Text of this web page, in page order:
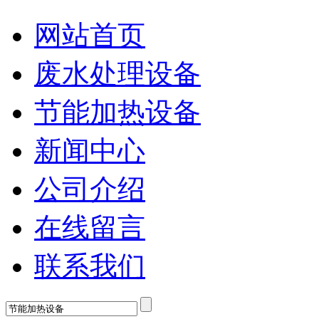
网站首页
废水处理设备
节能加热设备
新闻中心
公司介绍
在线留言
联系我们